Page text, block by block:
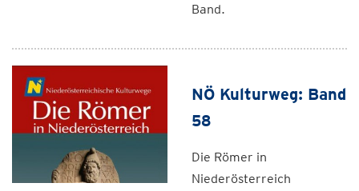
Band.
NÖ Kulturweg: Band
58
Die Römer in
Niederösterreich